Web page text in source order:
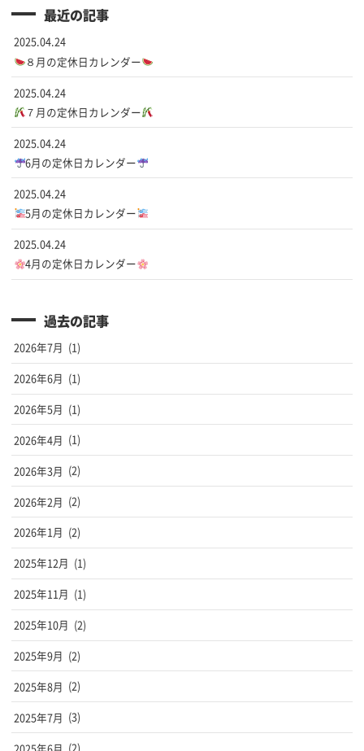
最近の記事
2025.04.24
８月の定休日カレンダー
2025.04.24
７月の定休日カレンダー
2025.04.24
6月の定休日カレンダー
2025.04.24
5月の定休日カレンダー
2025.04.24
4月の定休日カレンダー
過去の記事
2026年7月 (1)
2026年6月 (1)
2026年5月 (1)
2026年4月 (1)
2026年3月 (2)
2026年2月 (2)
2026年1月 (2)
2025年12月 (1)
2025年11月 (1)
2025年10月 (2)
2025年9月 (2)
2025年8月 (2)
2025年7月 (3)
2025年6月 (2)